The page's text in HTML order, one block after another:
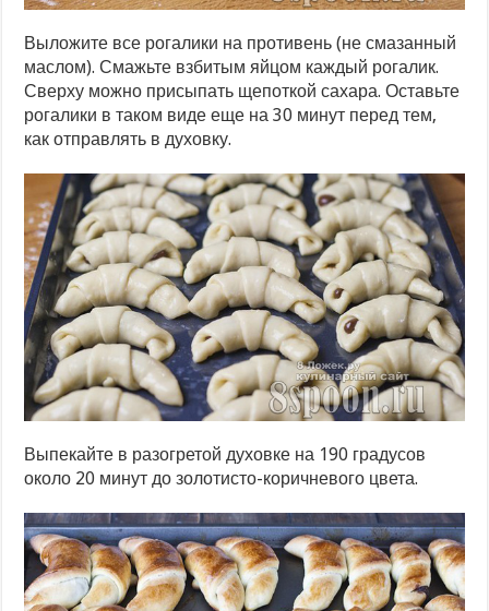
Выложите все рогалики на противень (не смазанный
маслом). Смажьте взбитым яйцом каждый рогалик.
Сверху можно присыпать щепоткой сахара. Оставьте
рогалики в таком виде еще на 30 минут перед тем,
как отправлять в духовку.
Выпекайте в разогретой духовке на 190 градусов
около 20 минут до золотисто-коричневого цвета.